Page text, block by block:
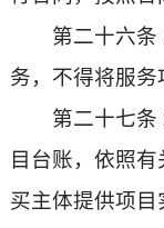
第二十六条
务，不得将服务
第二十七条
目台账，依照
买主体提供项目